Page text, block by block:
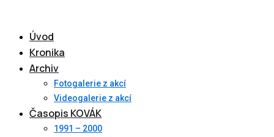
contentÚvod
Kronika
Archiv
Fotogalerie z akcí
Videogalerie z akcí
Časopis KOVÁK
1991 – 2000